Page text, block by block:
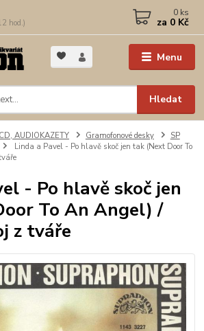
Menu
Hledat
hod.)
0 ks
za 0 Kč
AUDIOKAZETY Gramofonové desky
SP
Linda a Pavel - Po hlavě skoč jen tak (Next Door To
- Po hlavě skoč jen
To An Angel) /
z tváře